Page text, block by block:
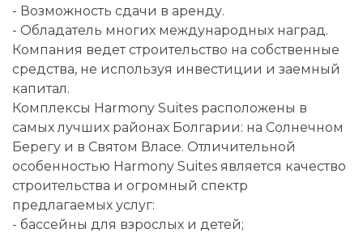
- Возможность сдачи в аренду.
- Обладатель многих международных наград.
Компания ведет строительство на собственные
средства, не используя инвестиции и заемный
капитал.
Комплексы Harmony Suites расположены в
самых лучших районах Болгарии: на Солнечном
Берегу и в Святом Власе. Отличительной
особенностью Harmony Suites является качество
строительства и огромный спектр
предлагаемых услуг:
- бассейны для взрослых и детей;